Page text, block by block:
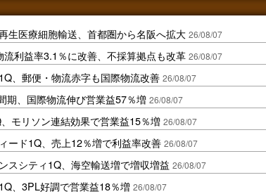
生医療細胞輸送、首都圏から名阪へ拡大 26/08/07
利益率3.1％に改善、不採算拠点も改革 26/08/07
、郵便・物流赤字も国際物流改善 26/08/07
期、国際物流伸び営業益57％増 26/08/07
モリソン連結効果で営業益15％増 26/08/07
ード1Q、売上12％増で利益率改善 26/08/07
スシティ1Q、海空輸送増で増収増益 26/08/07
、3PL好調で営業益18％増 26/08/07